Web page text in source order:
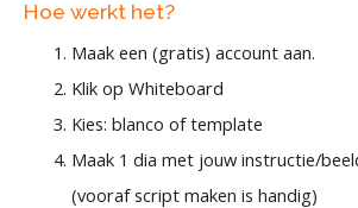
Hoe werkt het?
Maak een (gratis) account aan.
Klik op Whiteboard
Kies: blanco of template
Maak 1 dia met jouw instructie/
(vooraf script maken is handig)